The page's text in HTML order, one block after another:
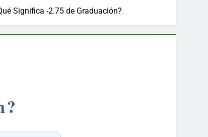
Significa -2.75 de Graduación?